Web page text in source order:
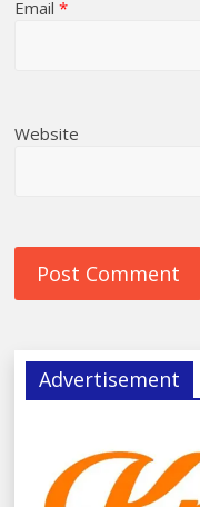
Email*
Website
Advertisement